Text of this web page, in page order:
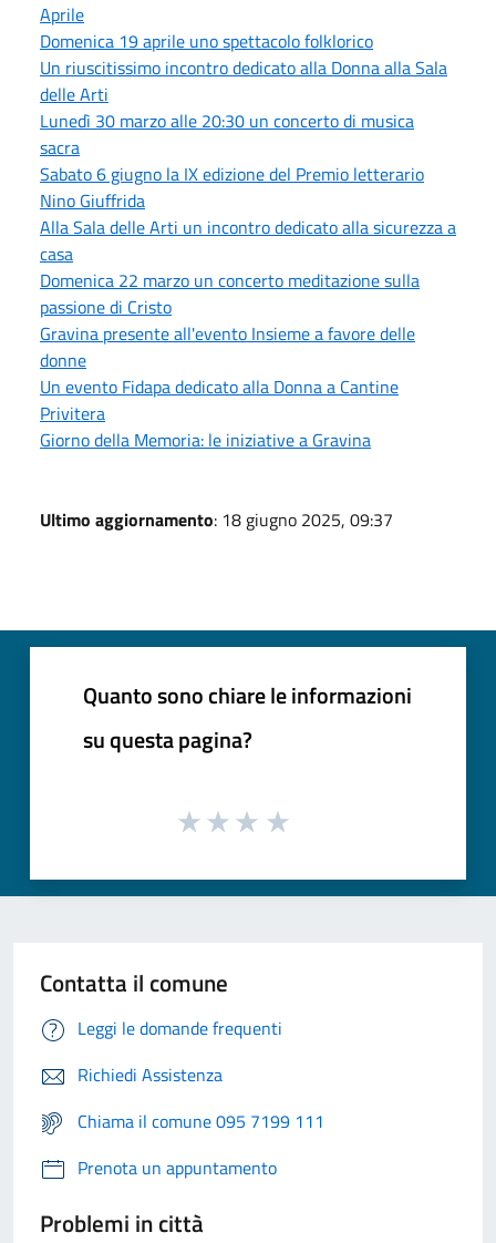
Aprile
Domenica 19 aprile uno spettacolo folklorico
Un riuscitissimo incontro dedicato alla Donna alla Sala
delle Arti
Lunedì 30 marzo alle 20:30 un concerto di musica
sacra
Sabato 6 giugno la IX edizione del Premio letterario
Nino Giuffrida
Alla Sala delle Arti un incontro dedicato alla sicurezza a
casa
Domenica 22 marzo un concerto meditazione sulla
passione di Cristo
Gravina presente all'evento Insieme a favore delle
donne
Un evento Fidapa dedicato alla Donna a Cantine
Privitera
Giorno della Memoria: le iniziative a Gravina
Ultimo aggiornamento: 18 giugno 2025, 09:37
Quanto sono chiare le informazioni
su questa pagina?
Contatta il comune
Leggi le domande frequenti
Richiedi Assistenza
Chiama il comune 095 7199 111
Prenota un appuntamento
Problemi in città